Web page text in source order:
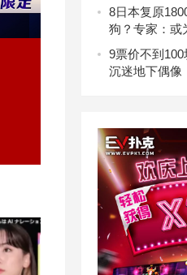
8日本复原
狗？专家：或
9票价不到
沉迷地下偶像